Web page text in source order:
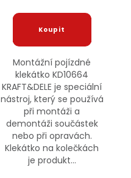
Montážní pojízdné
klekátko KD10664
KRAFT&DELE je speciální
nástroj, který se používá
při montáži a
demontáži součástek
nebo při opravách.
Klekátko na kolečkách
je produkt...